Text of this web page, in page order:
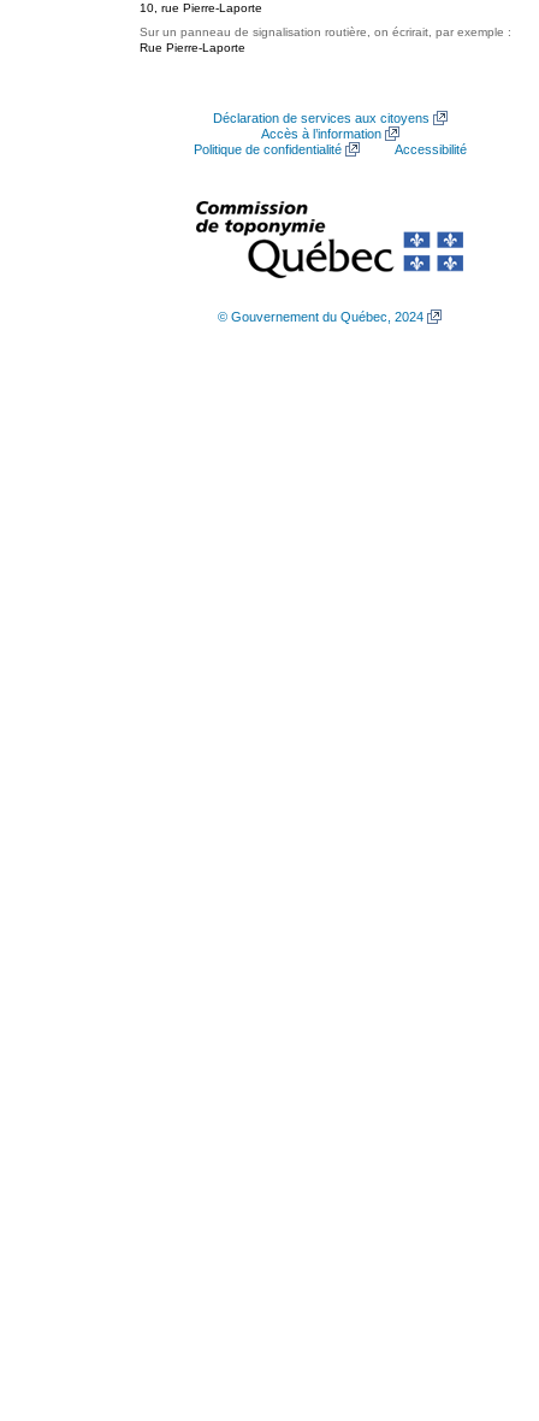
10, rue Pierre-Laporte
Sur un panneau de signalisation routière, on écrirait, par exemple :
Rue Pierre-Laporte
Déclaration de services aux citoyens
Accès à l’information
Politique de confidentialité
Accessibilité
© Gouvernement du Québec, 2024